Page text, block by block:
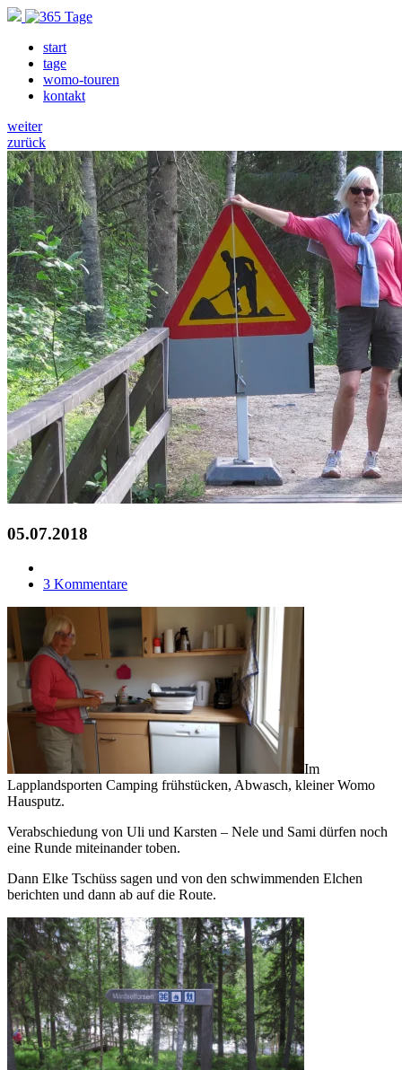
start
tage
womo-touren
kontakt
weiter
zurück
05.07.2018
3 Kommentare
Im
Lapplandsporten Camping frühstücken, Abwasch, kleiner Womo
Hausputz.
Verabschiedung von Uli und Karsten – Nele und Sami dürfen noch
eine Runde miteinander toben.
Dann Elke Tschüss sagen und von den schwimmenden Elchen
berichten und dann ab auf die Route.